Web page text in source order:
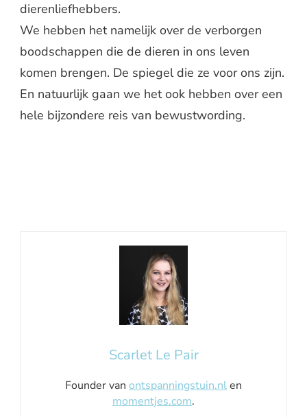
dierenliefhebbers.
We hebben het namelijk over de verborgen
boodschappen die de dieren in ons leven
komen brengen. De spiegel die ze voor ons zijn.
En natuurlijk gaan we het ook hebben over een
hele bijzondere reis van bewustwording.
Scarlet Le Pair
Founder van ontspanningstuin.nlen
momentjes.com.